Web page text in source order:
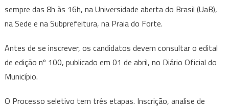
sempre das 8h às 16h, na Universidade aberta do Brasil (UaB),
na Sede e na Subprefeitura, na Praia do Forte.
Antes de se inscrever, os candidatos devem consultar o edital
de edição nº 100, publicado em 01 de abril, no Diário Oficial do
Município.
O Processo seletivo tem três etapas. Inscrição, analise de